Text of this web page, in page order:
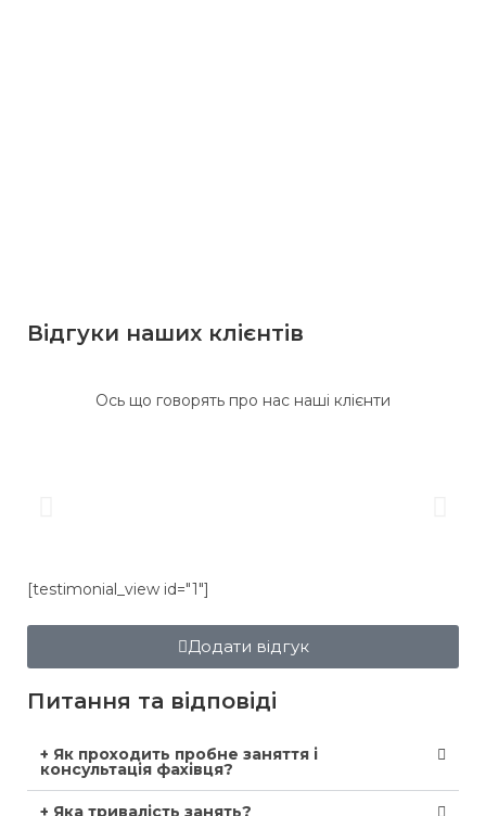
Відгуки наших клієнтів
Ось що говорять про нас наші клієнти
[testimonial_view id="1"]
Додати відгук
Питання та відповіді
+ Як проходить пробне заняття і
консультація фахівця?
+ Яка тривалість занять?